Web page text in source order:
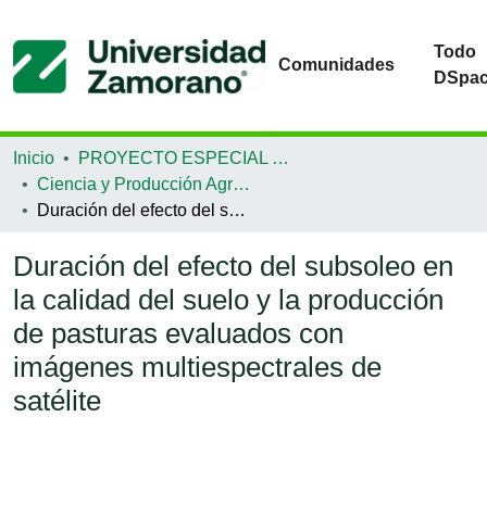
Comunidades
Todo
Inicio
PROYECTO ESPECIAL DE GRADUACIÓN
Ciencia y Producción Agropecuaria
Duración del efecto del subsoleo en la calidad del suelo y la producción de pasturas evaluados con imágenes multiespectrales de satélite
Duración del efecto del subsoleo en
la calidad del suelo y la producción
de pasturas evaluados con
imágenes multiespectrales de
satélite